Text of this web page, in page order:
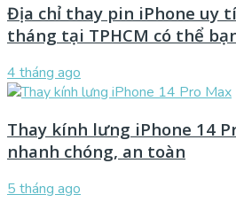
Địa chỉ thay pin iPhone uy
tháng tại TPHCM có thể
4 tháng ago
Thay kính lưng iPhone 14
nhanh chóng, an toàn
5 tháng ago